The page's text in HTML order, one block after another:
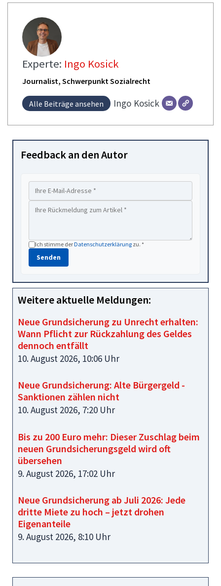
Experte: Ingo Kosick
Journalist, Schwerpunkt Sozialrecht
Alle Beiträge ansehen Ingo Kosick
Feedback an den Autor
Ich stimme derDatenschutzerklärung zu. *
Senden
Weitere aktuelle Meldungen:
Neue Grundsicherung zu Unrecht erhalten:
Wann Pflicht zur Rückzahlung des Geldes
dennoch entfällt
10. August 2026, 10:06 Uhr
Neue Grundsicherung: Alte Bürgergeld -
Sanktionen zählen nicht
10. August 2026, 7:20 Uhr
Bis zu 200 Euro mehr: Dieser Zuschlag beim
neuen Grundsicherungsgeld wird oft
übersehen
9. August 2026, 17:02 Uhr
Neue Grundsicherung ab Juli 2026: Jede
dritte Miete zu hoch – jetzt drohen
Eigenanteile
9. August 2026, 8:10 Uhr